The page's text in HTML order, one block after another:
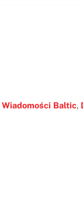
Wiadomości Baltic,